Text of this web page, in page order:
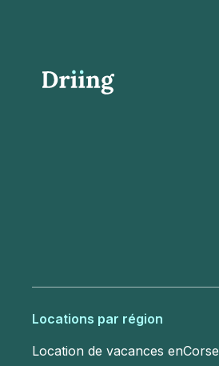
Locations par région
Location de vacances enCorse